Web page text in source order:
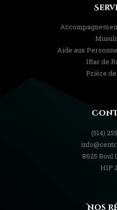
Aide aux
Iftar de
Prière
(514)
8625 Boul
H1P
Nos